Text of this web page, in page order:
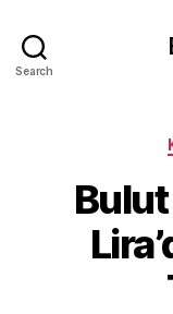
Search